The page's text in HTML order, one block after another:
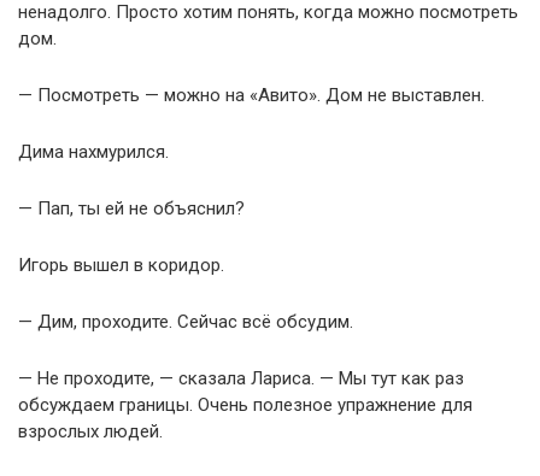
ненадолго. Просто хотим понять, когда можно посмотреть
дом.
— Посмотреть — можно на «Авито». Дом не выставлен.
Дима нахмурился.
— Пап, ты ей не объяснил?
Игорь вышел в коридор.
— Дим, проходите. Сейчас всё обсудим.
— Не проходите, — сказала Лариса. — Мы тут как раз
обсуждаем границы. Очень полезное упражнение для
взрослых людей.